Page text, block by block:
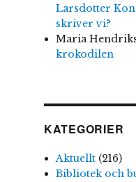
Larsdotter
skriver vi?
Maria
krokodilen
KATEGORIER
Aktuellt (216)
Bibliotek och